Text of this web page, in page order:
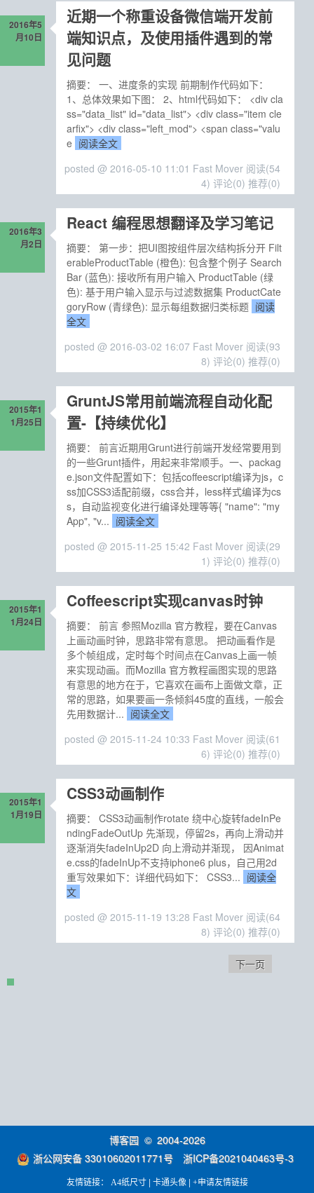
2016年5
月10日
近期一个称重设备微信端开发前
端知识点，及使用插件遇到的常
见问题
摘要： 一、进度条的实现 前期制作代码如下：
1、总体效果如下图： 2、html代码如下： <div cla
ss="data_list" id="data_list"> <div class="item cle
arfix"> <div class="left_mod"> <span class="valu
e 阅读全文
posted @ 2016-05-10 11:01 Fast Mover 阅读(54
4) 评论(0) 推荐(0)
2016年3
月2日
React 编程思想翻译及学习笔记
摘要： 第一步：把UI图按组件层次结构拆分开 Filt
erableProductTable (橙色): 包含整个例子 Search
Bar (蓝色): 接收所有用户输入 ProductTable (绿
色): 基于用户输入显示与过滤数据集 ProductCate
goryRow (青绿色): 显示每组数据归类标题 阅读
全文
posted @ 2016-03-02 16:07 Fast Mover 阅读(93
8) 评论(0) 推荐(0)
2015年1
1月25日
GruntJS常用前端流程自动化配
置-【持续优化】
摘要： 前言近期用Grunt进行前端开发经常要用到
的一些Grunt插件，用起来非常顺手。一、packag
e.json文件配置如下：包括coffeescript编译为js，c
ss加CSS3适配前缀，css合并，less样式编译为cs
s，自动监视变化进行编译处理等等{ "name": "my
App", "v... 阅读全文
posted @ 2015-11-25 15:42 Fast Mover 阅读(29
1) 评论(0) 推荐(0)
2015年1
1月24日
Coffeescript实现canvas时钟
摘要： 前言 参照Mozilla 官方教程，要在Canvas
上画动画时钟，思路非常有意思。 把动画看作是
多个帧组成，定时每个时间点在Canvas上画一帧
来实现动画。而Mozilla 官方教程画图实现的思路
有意思的地方在于，它喜欢在画布上面做文章，正
常的思路，如果要画一条倾斜45度的直线，一般会
先用数据计... 阅读全文
posted @ 2015-11-24 10:33 Fast Mover 阅读(61
6) 评论(0) 推荐(0)
2015年1
1月19日
CSS3动画制作
摘要： CSS3动画制作rotate 绕中心旋转fadeInPe
ndingFadeOutUp 先渐现，停留2s，再向上滑动并
逐渐消失fadeInUp2D 向上滑动并渐现， 因Animat
e.css的fadeInUp不支持iphone6 plus，自己用2d
重写效果如下：详细代码如下： CSS3... 阅读全
文
posted @ 2015-11-19 13:28 Fast Mover 阅读(64
8) 评论(0) 推荐(0)
下一页
博客园 © 2004-2026
浙公网安备 33010602011771号
浙ICP备2021040463号-3
友情链接： A4纸尺寸| 卡通头像 | +申请友情链接